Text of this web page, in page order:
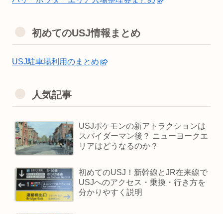
初めてのUSJ情報まとめ
USJ駐車場利用のまとめ
人気記事
USJポケモンの新アトラクションは
スパイダーマン後？ ニューヨークエ
リアはどうなるのか？
初めてのUSJ！新幹線とJR在来線で
USJへのアクセス・乗換・行き方を
分かりやすく説明